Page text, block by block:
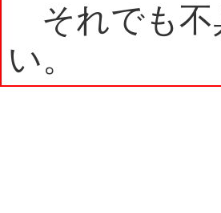
それでも不
い。